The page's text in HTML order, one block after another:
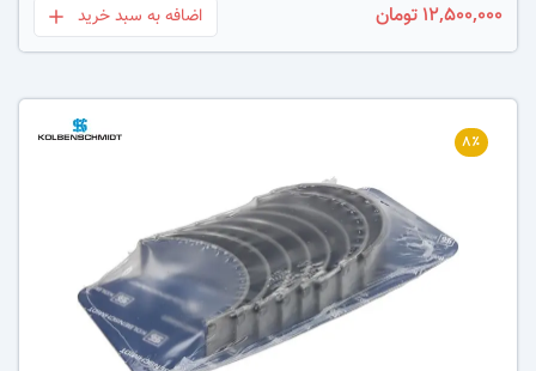
12,500,000 تومان بعلاوه
اضافه به سبد خرید
عکس کالا
۸٪